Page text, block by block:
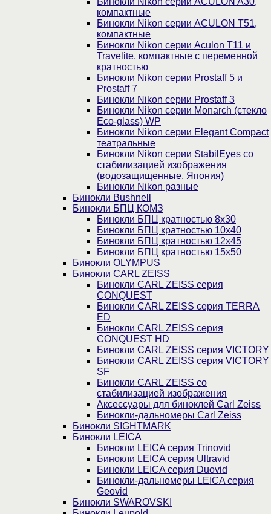
компактные
Бинокли Nikon серии ACULON Т51,
компактные
Бинокли Nikon серии Aculon T11 и
Travelite, компактные с переменной
кратностью
Бинокли Nikon серии Prostaff 5 и
Prostaff 7
Бинокли Nikon серии Prostaff 3
Бинокли Nikon серии Monarch (стекло
Eco-glass) WP
Бинокли Nikon серии Elegant Compact
театральные
Бинокли Nikon серии StabilEyes со
стабилизацией изображения
(водозащищенные, Япония)
Бинокли Nikon разные
Бинокли Bushnell
Бинокли БПЦ КОМЗ
Бинокли БПЦ кратностью 8х30
Бинокли БПЦ кратностью 10х40
Бинокли БПЦ кратностью 12х45
Бинокли БПЦ кратностью 15х50
Бинокли OLYMPUS
Бинокли CARL ZEISS
Бинокли CARL ZEISS серия
CONQUEST
Бинокли CARL ZEISS серия TERRA
ED
Бинокли CARL ZEISS серия
CONQUEST HD
Бинокли CARL ZEISS серия VICTORY
Бинокли CARL ZEISS серия VICTORY
SF
Бинокли CARL ZEISS со
стабилизацией изображения
Аксессуары для биноклей Carl Zeiss
Бинокли-дальномеры Carl Zeiss
Бинокли SIGHTMARK
Бинокли LEICA
Бинокли LEICA серия Trinovid
Бинокли LEICA серия Ultravid
Бинокли LEICA серия Duovid
Бинокли-дальномеры LEICA серия
Geovid
Бинокли SWAROVSKI